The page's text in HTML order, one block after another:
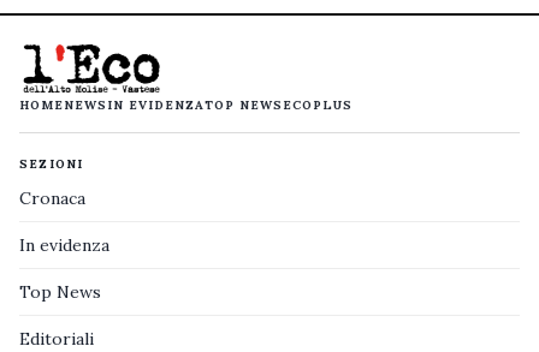
HOMENEWS IN EVIDENZATOP NEWS ECOPLUS
SEZIONI
Cronaca
In evidenza
Top News
Editoriali